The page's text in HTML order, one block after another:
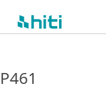
P461